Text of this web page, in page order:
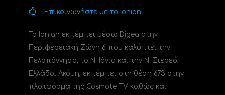
Επικοινωνήστε με το Ionian
Το Ionian εκπέμπει μέσω Digea στην
Περιφερειακή Ζώνη 6 που καλύπτει την
Πελοπόννησο, το N. Ιόνιο και την Ν. Στερεά
Ελλάδα. Ακόμη, εκπέμπει στη θέση 673 στην
πλατφόρμα της Cosmote TV καθώς και